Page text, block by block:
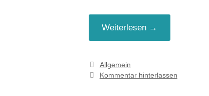
Weiterlesen →
Kategorien
Allgemein
Kommentar hinterlassen